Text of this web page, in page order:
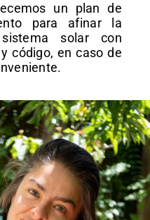
un plan de
para afinar la
solar con
código, en caso de